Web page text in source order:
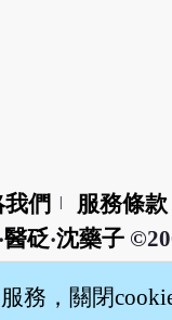
們 服務條款
醫砭‧沈藥子
務，關閉